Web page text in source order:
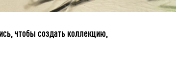
чтобы создать коллекцию,